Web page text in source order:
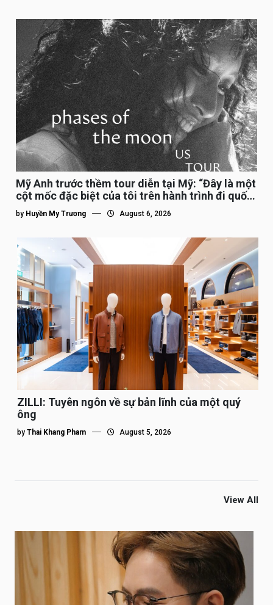
Mỹ Anh trước thềm tour diễn tại Mỹ: “Đây là một
cột mốc đặc biệt của tôi trên hành trình đi quốc
tế”
by Huyền My Trương August 6, 2026
ZILLI: Tuyên ngôn về sự bản lĩnh của một quý
ông
by Thai Khang Pham August 5, 2026
View All